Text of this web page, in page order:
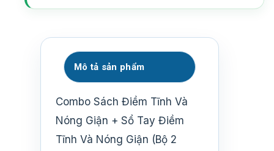
Mô tả sản phẩm
Combo Sách Điềm Tĩnh Và
Nóng Giận + Sổ Tay Điềm
Tĩnh Và Nóng Giận (Bộ 2